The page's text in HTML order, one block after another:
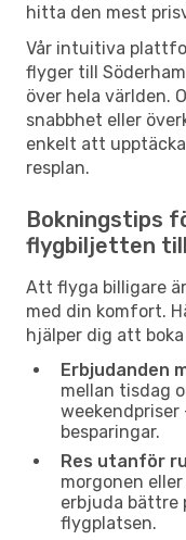
hitta den mest
Vår intuitiva
flyger till
över hela världen.
snabbhet eller
enkelt att
resplan.
Bokningstips
flygbiljetten
Att flyga billigare
med din komfort.
hjälper dig att
Erbjudanden
mellan tisdag
besparingar.
Res utanför
morgonen
erbjuda bättre
flygplatsen.